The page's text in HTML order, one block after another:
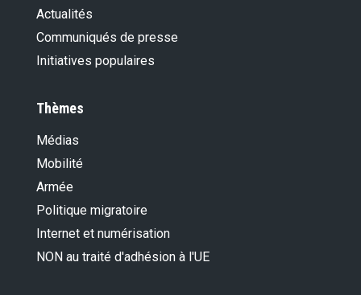
Actualités
Communiqués de presse
Initiatives populaires
Thèmes
Médias
Mobilité
Armée
Politique migratoire
Internet et numérisation
NON au traité d'adhésion à l'UE